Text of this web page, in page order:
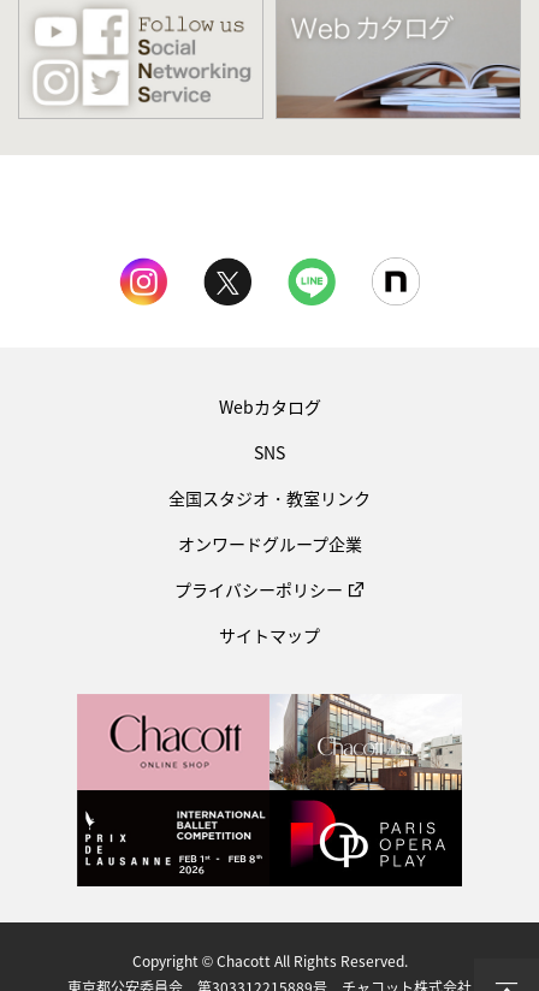
Webカタログ
SNS
全国スタジオ・教室リンク
オンワードグループ企業
プライバシーポリシー
サイトマップ
Copyright © Chacott All Rights Reserved.